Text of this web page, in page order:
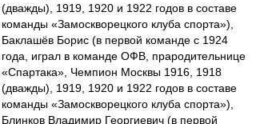
(дважды), 1919, 1920 и 1922 годов в составе
команды «Замоскворецкого клуба спорта»),
Баклашёв Борис (в первой команде с 1924
года, играл в команде ОФВ, прародительнице
«Спартака», Чемпион Москвы 1916, 1918
(дважды), 1919, 1920 и 1922 годов в составе
команды «Замоскворецкого клуба спорта»),
Блинков Владимир Георгиевич (в первой